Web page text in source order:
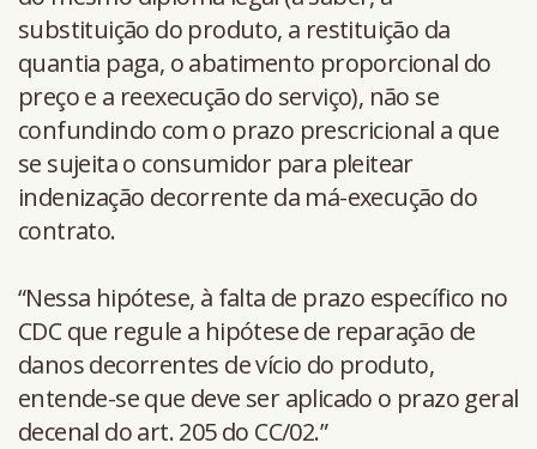
substituição do produto, a restituição da
quantia paga, o abatimento proporcional do
preço e a reexecução do serviço), não se
confundindo com o prazo prescricional a que
se sujeita o consumidor para pleitear
indenização decorrente da má-execução do
contrato.
“Nessa hipótese, à falta de prazo específico no
CDC que regule a hipótese de reparação de
danos decorrentes de vício do produto,
entende-se que deve ser aplicado o prazo geral
decenal do art. 205 do CC/02.”